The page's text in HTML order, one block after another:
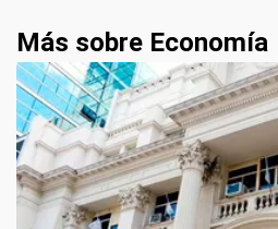
Más sobre Economía